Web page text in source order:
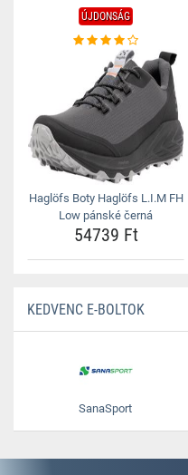
ÚJDONSÁG
Haglöfs Boty Haglöfs L.I.M FH
Low pánské černá
54739 Ft
KEDVENC E-BOLTOK
SanaSport